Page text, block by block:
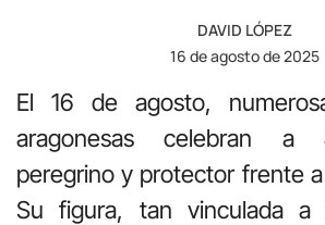
DAVID LÓPEZ
16 de agosto de 2025
El 16 de agosto,
aragonesas celebran a
peregrino y protector frente a
Su figura, tan vinculada a